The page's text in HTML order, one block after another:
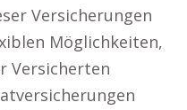
Versicherungen
Möglichkeiten,
Versicherten